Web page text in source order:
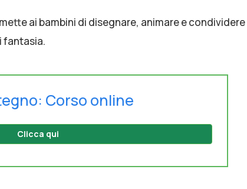
ai bambini di disegnare, animare e condividere
fantasia.
Corso online
Clicca qui